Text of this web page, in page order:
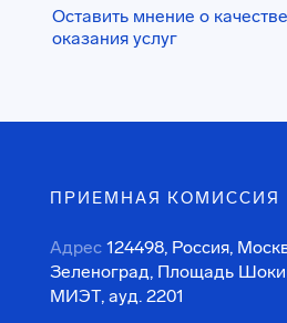
Оставить мнение о качестве
оказания услуг
ПРИЕМНАЯ КОМИССИЯ
Адрес 124498, Россия,
Зеленоград, Площадь
МИЭТ, ауд. 2201